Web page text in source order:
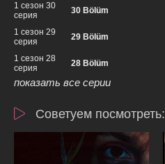
1 сезон 30
серия
30 Bölüm
1 сезон 29
серия
29 Bölüm
1 сезон 28
серия
28 Bölüm
показать все серии
Советуем посмотреть: